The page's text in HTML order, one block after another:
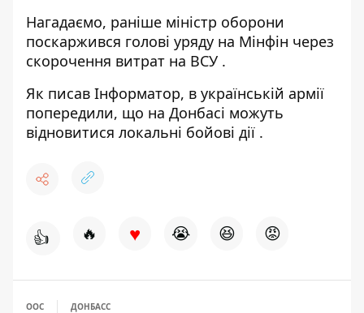
Нагадаємо, раніше міністр оборони
поскаржився голові уряду на Мінфін через
скорочення витрат на ВСУ .
Як писав Інформатор, в українській армії
попередили, що на Донбасі можуть
відновитися локальні бойові дії .
👍 🔥 ♥ 😭 😆 😡
ООС ДОНБАСС